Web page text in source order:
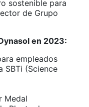
sostenible para
de Grupo
en 2023:
empleados
SBTi (Science
Medal